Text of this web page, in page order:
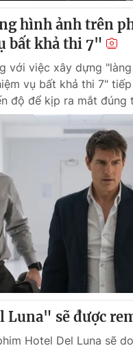
hình ảnh trên
bất khả thi 7"
với việc xây dựng
vụ bất khả thi 7"
độ để kịp ra mắt đúng
Luna" sẽ được
Hotel Del Luna sẽ